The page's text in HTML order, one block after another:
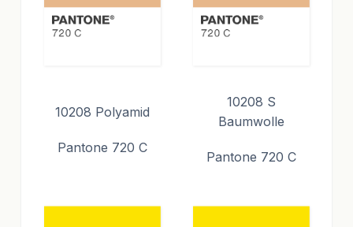
10208 Polyamid
Pantone 720 C
10208 S
Baumwolle
Pantone 720 C